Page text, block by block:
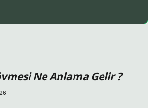
Ne Anlama Gelir ?